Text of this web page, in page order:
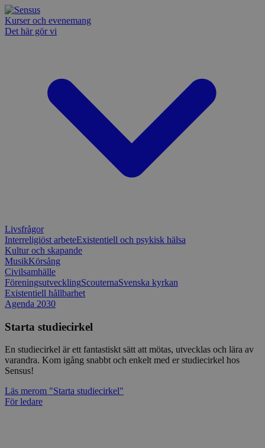
Kurser och evenemang
Det här gör vi
Livsfrågor
Interreligiöst arbeteExistentiell och psykisk hälsa
Kultur och skapande
MusikKörsång
Civilsamhälle
FöreningsutvecklingScouternaSvenska kyrkan
Existentiell hållbarhet
Agenda 2030
Starta studiecirkel
En studiecirkel är ett fantastiskt sätt att mötas, utvecklas och lära av
varandra. Kom igång snabbt och enkelt med er studiecirkel hos
Sensus!
Läs merom "Starta studiecirkel"
För ledare